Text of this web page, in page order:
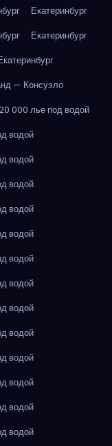
Екатеринбург
Екатеринбург
— Консуэло
000 лье под водой
водой
водой
водой
водой
водой
водой
водой
водой
водой
водой
водой
водой
водой